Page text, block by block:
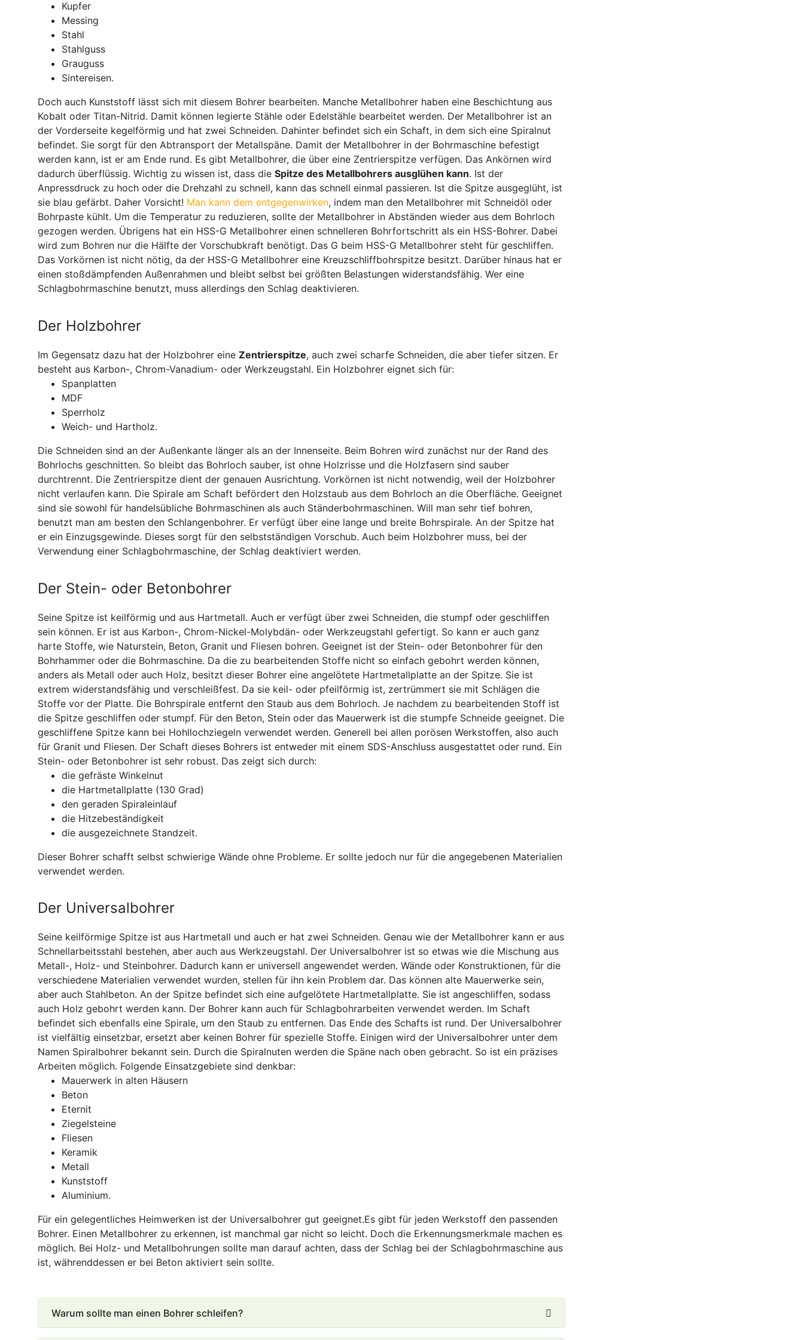
Kupfer
Messing
Stahl
Stahlguss
Grauguss
Sintereisen.
Doch auch Kunststoff lässt sich mit diesem Bohrer bearbeiten. Manche Metallbohrer haben eine Beschichtung aus
Kobalt oder Titan-Nitrid. Damit können legierte Stähle oder Edelstähle bearbeitet werden. Der Metallbohrer ist an
der Vorderseite kegelförmig und hat zwei Schneiden. Dahinter befindet sich ein Schaft, in dem sich eine Spiralnut
befindet. Sie sorgt für den Abtransport der Metallspäne. Damit der Metallbohrer in der Bohrmaschine befestigt
werden kann, ist er am Ende rund. Es gibt Metallbohrer, die über eine Zentrierspitze verfügen. Das Ankörnen wird
dadurch überflüssig. Wichtig zu wissen ist, dass die Spitze des Metallbohrers ausglühen kann. Ist der
Anpressdruck zu hoch oder die Drehzahl zu schnell, kann das schnell einmal passieren. Ist die Spitze ausgeglüht, ist
sie blau gefärbt. Daher Vorsicht! Man kann dem entgegenwirken, indem man den Metallbohrer mit Schneidöl oder
Bohrpaste kühlt. Um die Temperatur zu reduzieren, sollte der Metallbohrer in Abständen wieder aus dem Bohrloch
gezogen werden. Übrigens hat ein HSS-G Metallbohrer einen schnelleren Bohrfortschritt als ein HSS-Bohrer. Dabei
wird zum Bohren nur die Hälfte der Vorschubkraft benötigt. Das G beim HSS-G Metallbohrer steht für geschliffen.
Das Vorkörnen ist nicht nötig, da der HSS-G Metallbohrer eine Kreuzschliffbohrspitze besitzt. Darüber hinaus hat er
einen stoßdämpfenden Außenrahmen und bleibt selbst bei größten Belastungen widerstandsfähig. Wer eine
Schlagbohrmaschine benutzt, muss allerdings den Schlag deaktivieren.
Der Holzbohrer
Im Gegensatz dazu hat der Holzbohrer eine Zentrierspitze, auch zwei scharfe Schneiden, die aber tiefer sitzen. Er
besteht aus Karbon-, Chrom-Vanadium- oder Werkzeugstahl. Ein Holzbohrer eignet sich für:
Spanplatten
MDF
Sperrholz
Weich- und Hartholz.
Die Schneiden sind an der Außenkante länger als an der Innenseite. Beim Bohren wird zunächst nur der Rand des
Bohrlochs geschnitten. So bleibt das Bohrloch sauber, ist ohne Holzrisse und die Holzfasern sind sauber
durchtrennt. Die Zentrierspitze dient der genauen Ausrichtung. Vorkörnen ist nicht notwendig, weil der Holzbohrer
nicht verlaufen kann. Die Spirale am Schaft befördert den Holzstaub aus dem Bohrloch an die Oberfläche. Geeignet
sind sie sowohl für handelsübliche Bohrmaschinen als auch Ständerbohrmaschinen. Will man sehr tief bohren,
benutzt man am besten den Schlangenbohrer. Er verfügt über eine lange und breite Bohrspirale. An der Spitze hat
er ein Einzugsgewinde. Dieses sorgt für den selbstständigen Vorschub. Auch beim Holzbohrer muss, bei der
Verwendung einer Schlagbohrmaschine, der Schlag deaktiviert werden.
Der Stein- oder Betonbohrer
Seine Spitze ist keilförmig und aus Hartmetall. Auch er verfügt über zwei Schneiden, die stumpf oder geschliffen
sein können. Er ist aus Karbon-, Chrom-Nickel-Molybdän- oder Werkzeugstahl gefertigt. So kann er auch ganz
harte Stoffe, wie Naturstein, Beton, Granit und Fliesen bohren. Geeignet ist der Stein- oder Betonbohrer für den
Bohrhammer oder die Bohrmaschine. Da die zu bearbeitenden Stoffe nicht so einfach gebohrt werden können,
anders als Metall oder auch Holz, besitzt dieser Bohrer eine angelötete Hartmetallplatte an der Spitze. Sie ist
extrem widerstandsfähig und verschleißfest. Da sie keil- oder pfeilförmig ist, zertrümmert sie mit Schlägen die
Stoffe vor der Platte. Die Bohrspirale entfernt den Staub aus dem Bohrloch. Je nachdem zu bearbeitenden Stoff ist
die Spitze geschliffen oder stumpf. Für den Beton, Stein oder das Mauerwerk ist die stumpfe Schneide geeignet. Die
geschliffene Spitze kann bei Hohllochziegeln verwendet werden. Generell bei allen porösen Werkstoffen, also auch
für Granit und Fliesen. Der Schaft dieses Bohrers ist entweder mit einem SDS-Anschluss ausgestattet oder rund. Ein
Stein- oder Betonbohrer ist sehr robust. Das zeigt sich durch:
die gefräste Winkelnut
die Hartmetallplatte (130 Grad)
den geraden Spiraleinlauf
die Hitzebeständigkeit
die ausgezeichnete Standzeit.
Dieser Bohrer schafft selbst schwierige Wände ohne Probleme. Er sollte jedoch nur für die angegebenen Materialien
verwendet werden.
Der Universalbohrer
Seine keilförmige Spitze ist aus Hartmetall und auch er hat zwei Schneiden. Genau wie der Metallbohrer kann er aus
Schnellarbeitsstahl bestehen, aber auch aus Werkzeugstahl. Der Universalbohrer ist so etwas wie die Mischung aus
Metall-, Holz- und Steinbohrer. Dadurch kann er universell angewendet werden. Wände oder Konstruktionen, für die
verschiedene Materialien verwendet wurden, stellen für ihn kein Problem dar. Das können alte Mauerwerke sein,
aber auch Stahlbeton. An der Spitze befindet sich eine aufgelötete Hartmetallplatte. Sie ist angeschliffen, sodass
auch Holz gebohrt werden kann. Der Bohrer kann auch für Schlagbohrarbeiten verwendet werden. Im Schaft
befindet sich ebenfalls eine Spirale, um den Staub zu entfernen. Das Ende des Schafts ist rund. Der Universalbohrer
ist vielfältig einsetzbar, ersetzt aber keinen Bohrer für spezielle Stoffe. Einigen wird der Universalbohrer unter dem
Namen Spiralbohrer bekannt sein. Durch die Spiralnuten werden die Späne nach oben gebracht. So ist ein präzises
Arbeiten möglich. Folgende Einsatzgebiete sind denkbar:
Mauerwerk in alten Häusern
Beton
Eternit
Ziegelsteine
Fliesen
Keramik
Metall
Kunststoff
Aluminium.
Für ein gelegentliches Heimwerken ist der Universalbohrer gut geeignet.Es gibt für jeden Werkstoff den passenden
Bohrer. Einen Metallbohrer zu erkennen, ist manchmal gar nicht so leicht. Doch die Erkennungsmerkmale machen es
möglich. Bei Holz- und Metallbohrungen sollte man darauf achten, dass der Schlag bei der Schlagbohrmaschine aus
ist, währenddessen er bei Beton aktiviert sein sollte.
Warum sollte man einen Bohrer schleifen?